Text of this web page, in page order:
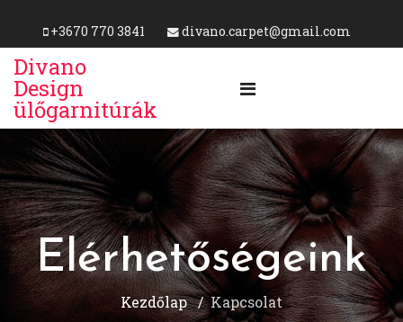
+3670 770 3841 divano.carpet@gmail.com
Divano
Design
ülőgarnitúrák
Elérhetőségeink
Kezdőlap Kapcsolat